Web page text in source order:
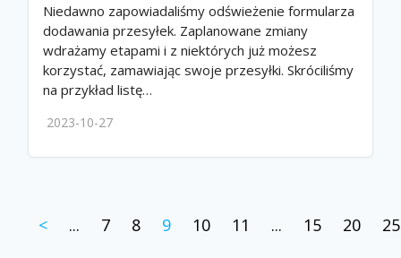
Niedawno zapowiadaliśmy odświeżenie formularza
dodawania przesyłek. Zaplanowane zmiany
wdrażamy etapami i z niektórych już możesz
korzystać, zamawiając swoje przesyłki. Skróciliśmy
na przykład listę…
2023-10-27
< ... 7 8 9 10 11 ... 15 20 25